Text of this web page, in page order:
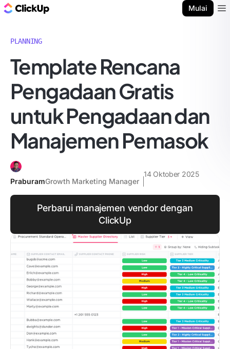
Mulai
PLANNING
Template Rencana
Pengadaan Gratis
untuk Pengadaan dan
Manajemen Pemasok
PraburamGrowth Marketing Manager
14 Oktober 2025
Perbarui manajemen vendor dengan
ClickUp